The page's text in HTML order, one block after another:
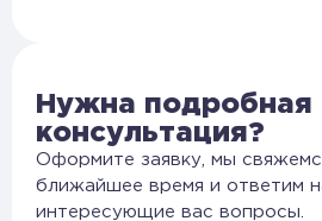
Нужна подробная
консультация?
Оформите заявку, мы
ближайшее время и ответим
интересующие вас вопросы.